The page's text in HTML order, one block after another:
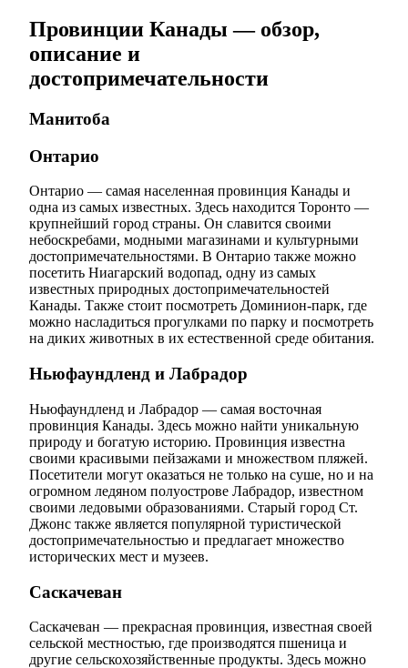
Провинции Канады — обзор,
описание и
достопримечательности
Манитоба
Онтарио
Онтарио — самая населенная провинция Канады и
одна из самых известных. Здесь находится Торонто —
крупнейший город страны. Он славится своими
небоскребами, модными магазинами и культурными
достопримечательностями. В Онтарио также можно
посетить Ниагарский водопад, одну из самых
известных природных достопримечательностей
Канады. Также стоит посмотреть Доминион-парк, где
можно насладиться прогулками по парку и посмотреть
на диких животных в их естественной среде обитания.
Ньюфаундленд и Лабрадор
Ньюфаундленд и Лабрадор — самая восточная
провинция Канады. Здесь можно найти уникальную
природу и богатую историю. Провинция известна
своими красивыми пейзажами и множеством пляжей.
Посетители могут оказаться не только на суше, но и на
огромном ледяном полуострове Лабрадор, известном
своими ледовыми образованиями. Старый город Ст.
Джонс также является популярной туристической
достопримечательностью и предлагает множество
исторических мест и музеев.
Саскачеван
Саскачеван — прекрасная провинция, известная своей
сельской местностью, где производятся пшеница и
другие сельскохозяйственные продукты. Здесь можно